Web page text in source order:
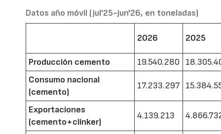
Datos año móvil (jul'25-jun'26, en toneladas)
2026 2025
Producción cemento 19.540.280
Consumo nacional
(cemento)
17.233.297
Exportaciones
(cemento+clínker)
4.139.213